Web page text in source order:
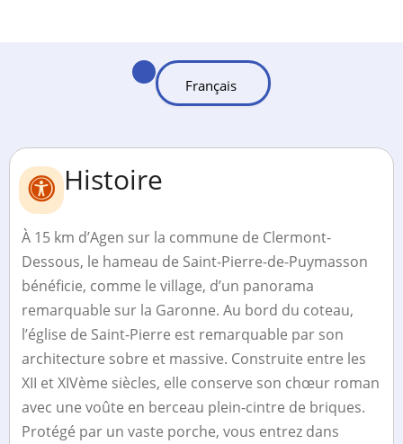
Histoire
À 15 km d’Agen sur la commune de Clermont-
Dessous, le hameau de Saint-Pierre-de-Puymasson
bénéficie, comme le village, d’un panorama
remarquable sur la Garonne. Au bord du coteau,
l’église de Saint-Pierre est remarquable par son
architecture sobre et massive. Construite entre les
XII et XIVème siècles, elle conserve son chœur roman
avec une voûte en berceau plein-cintre de briques.
Protégé par un vaste porche, vous entrez dans